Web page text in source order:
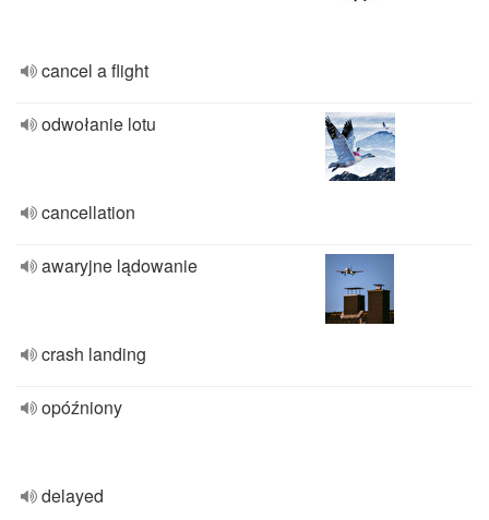
cancel a flight
odwołanie lotu
cancellation
awaryjne lądowanie
crash landing
opóźniony
delayed